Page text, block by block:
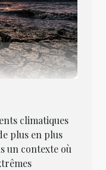
climatiques
plus en plus
un contexte où